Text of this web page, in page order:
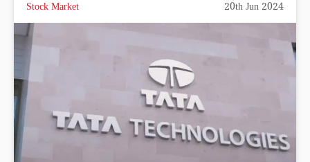
Stock Market 20th Jun 2024